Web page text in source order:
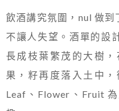
飲酒講究氛圍，nul 做
不讓人失望。酒單的設
長成枝葉繁茂的大樹
果，籽再度落入土中，
Leaf、Flower、Fruit